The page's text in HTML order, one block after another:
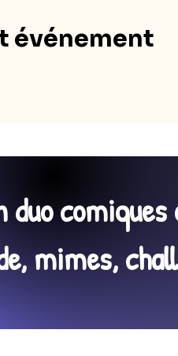
événement
duo
mimes,